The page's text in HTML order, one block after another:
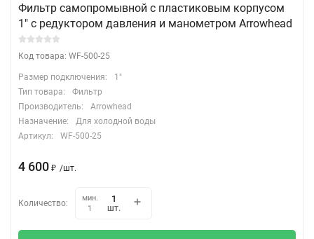
Фильтр самопромывной с пластиковым корпусом
1" c редуктором давления и манометром Arrowhead
Код товара: WF-500-25
Размер подключения:
1"
Тип товара:
Фильтр
Производитель:
Arrowhead
Назначение:
Для холодной воды
Артикул:
WF-500-25
4 600 ₽ /шт.
Количество:
мин.
1
шт.